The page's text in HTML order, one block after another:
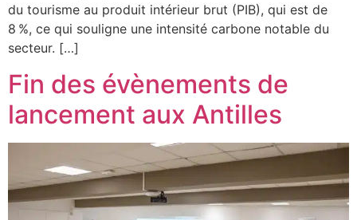
du tourisme au produit intérieur brut (PIB), qui est de
8 %, ce qui souligne une intensité carbone notable du
secteur. […]
Fin des évènements de
lancement aux Antilles